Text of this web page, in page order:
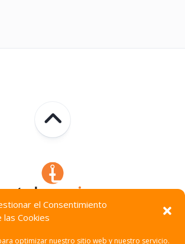
el Consentimiento
las Cookies
optimizar nuestro sitio web y nuestro servicio.
2026. Todos Los Derechos Reservados.